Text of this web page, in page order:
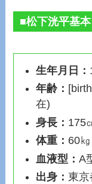
■松下洸平基
生年月日：
年齢：
在)
身長： 175
体重： 60㎏
血液型：A
出身：東京